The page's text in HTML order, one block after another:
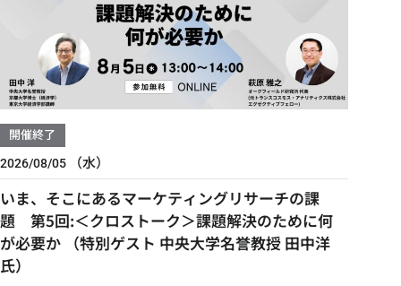
開催終了
2026/08/05 （水）
いま、そこにあるマーケティングリサーチの課
題 第5回:＜クロストーク＞課題解決のために何
が必要か （特別ゲスト 中央大学名誉教授 田中洋
氏）